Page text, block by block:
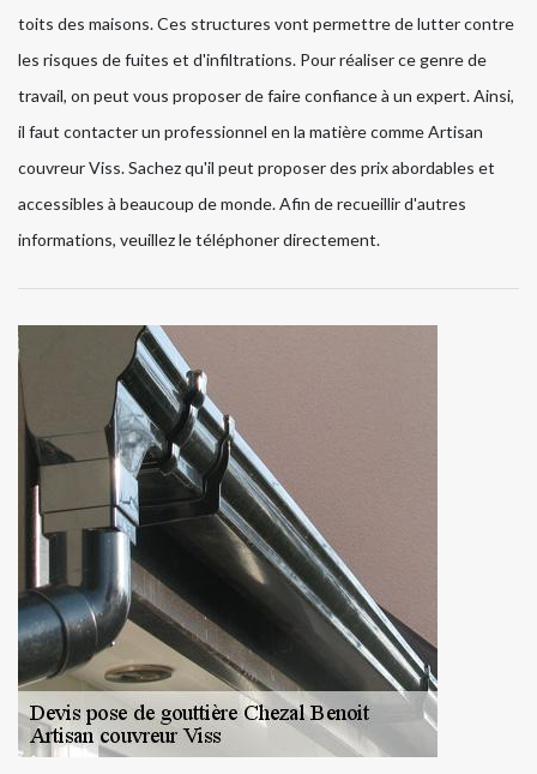
toits des maisons. Ces structures vont permettre de lutter contre
les risques de fuites et d'infiltrations. Pour réaliser ce genre de
travail, on peut vous proposer de faire confiance à un expert. Ainsi,
il faut contacter un professionnel en la matière comme Artisan
couvreur Viss. Sachez qu'il peut proposer des prix abordables et
accessibles à beaucoup de monde. Afin de recueillir d'autres
informations, veuillez le téléphoner directement.